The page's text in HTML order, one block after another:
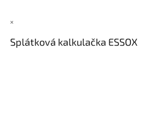
×
Splátková kalkulačka ESSOX